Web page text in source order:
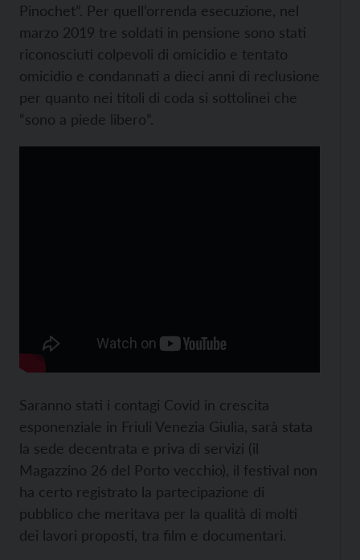
Pinochet”. Per quell’orrenda esecuzione, nel
marzo 2019 tre soldati in pensione sono stati
riconosciuti colpevoli di omicidio e tentato
omicidio e condannati a dieci anni di reclusione
per quanto nei titoli di coda si sottolinei che
“sono a piede libero”.
Saranno stati i contagi Covid in crescita
esponenziale in Friuli Venezia Giulia, sarà stata
la sede decentrata e priva di servizi (il
Magazzino 26 del Porto vecchio), il festival non
ha certo registrato la partecipazione di
pubblico che meritava per la qualità di molti
dei lavori proposti, tra film e documentari.